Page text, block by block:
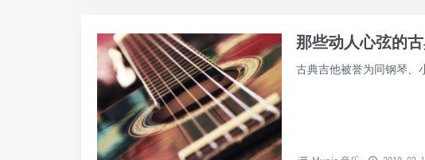
那些动人心弦的
古典吉他被誉为同钢琴、